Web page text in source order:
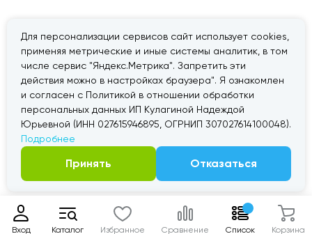
Для персонализации сервисов сайт использует cookies,
применяя метрические и иные системы аналитик, в том
числе сервис "Яндекс.Метрика". Запретить эти
действия можно в настройках браузера". Я ознакомлен
и согласен с Политикой в отношении обработки
персональных данных ИП Кулагиной Надеждой
Юрьевной (ИНН 027615946895, ОГРНИП 307027614100048).
Подробнее
Принять Отказаться
Вход Каталог Избранное Сравнение Список Корзина
© 2026 — «Дачник».Правовая информация